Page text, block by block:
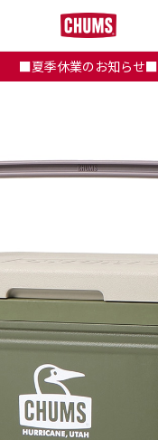
■夏季休業のお知らせ■